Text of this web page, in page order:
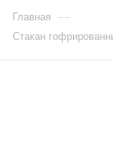
Главная —
Стакан